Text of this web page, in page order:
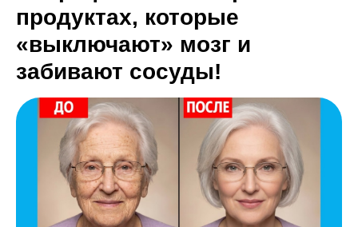
продуктах, которые
«выключают» мозг и
забивают сосуды!